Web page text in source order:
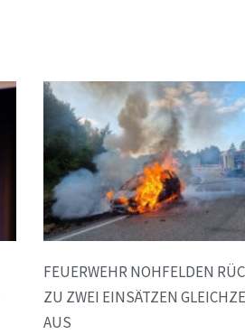
FEUERWEHR NOHFELDEN
ZU ZWEI EINSÄTZEN
AUS